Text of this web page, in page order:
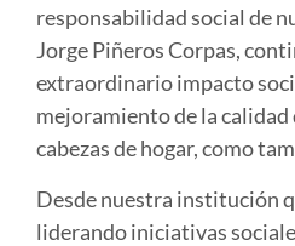
responsabilidad social de
Jorge Piñeros Corpas,
extraordinario impacto
mejoramiento de la calidad
cabezas de hogar, como
Desde nuestra institución
liderando iniciativas